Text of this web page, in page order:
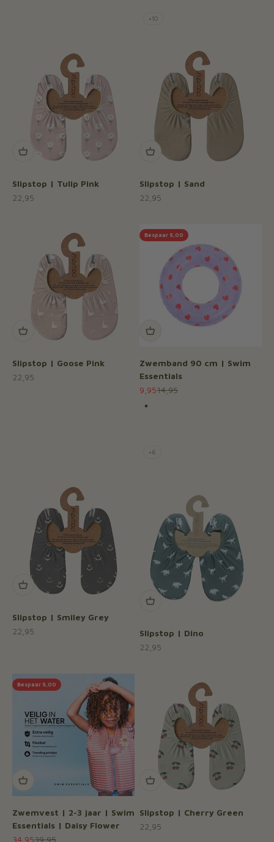
+10
Slipstop | Tulip Pink
Aanbiedingsprijs
22,95
Slipstop | Sand
Aanbiedingsprijs
22,95
Slipstop | Goose Pink
Aanbiedingsprijs
22,95
Bespaar 5,00
Zwemband 90 cm | Swim
Essentials
Aanbiedingsprijs
9,95Normale prijs
14,95
Kleur
+6
Slipstop | Smiley Grey
Aanbiedingsprijs
22,95
Slipstop | Dino
Aanbiedingsprijs
22,95
Bespaar 5,00
Zwemvest | 2-3 jaar | Swim
Essentials | Daisy Flower
Aanbiedingsprijs
34,95Normale prijs
39,95
Slipstop | Cherry Green
Aanbiedingsprijs
22,95